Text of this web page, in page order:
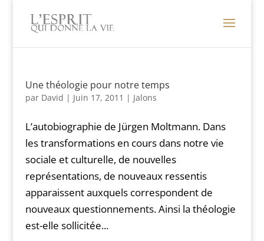
Une théologie pour notre temps
par David | Juin 17, 2011 | Jalons
L’autobiographie de Jürgen Moltmann. Dans
les transformations en cours dans notre vie
sociale et culturelle, de nouvelles
représentations, de nouveaux ressentis
apparaissent auxquels correspondent de
nouveaux questionnements. Ainsi la théologie
est-elle sollicitée...